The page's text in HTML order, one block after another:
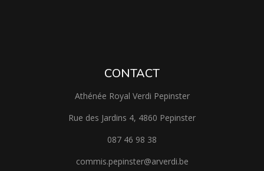
CONTACT
Athénée Royal Verdi Pepinster
Rue des Jardins 4, 4860 Pepinster
087 46 98 38
commis.pepinster@arverdi.be